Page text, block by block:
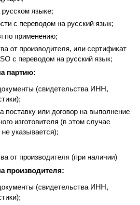
русском языке;
с переводом на русский язык;
по применению;
от производителя, или сертификат
с переводом на русский язык;
партию:
(свидетельства ИНН,
поставку или договор на выполнение
изготовителя (в этом случае
указывается);
от производителя (при наличии)
производителя:
(свидетельства ИНН,